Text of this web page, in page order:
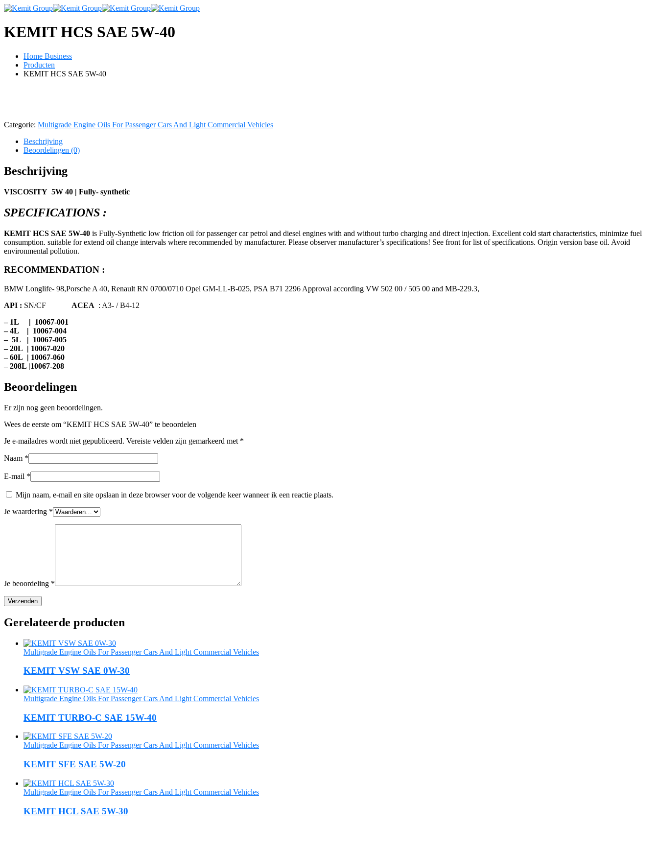
KEMIT HCS SAE 5W-40
Home Business
Producten
KEMIT HCS SAE 5W-40
Categorie: Multigrade Engine Oils For Passenger Cars And Light Commercial Vehicles
Beschrijving
Beoordelingen (0)
Beschrijving
VISCOSITY 5W 40 | Fully- synthetic
SPECIFICATIONS :
KEMIT HCS SAE 5W-40 is Fully-Synthetic low friction oil for passenger car petrol and diesel engines with and without turbo charging and direct injection. Excellent cold start characteristics, minimize fuel
consumption. suitable for extend oil change intervals where recommended by manufacturer. Please observer manufacturer’s specifications! See front for list of specifications. Origin version base oil. Avoid
environmental pollution.
RECOMMENDATION :
BMW Longlife- 98,Porsche A 40, Renault RN 0700/0710 Opel GM-LL-B-025, PSA B71 2296 Approval according VW 502 00 / 505 00 and MB-229.3,
API : SN/CF ACEA : A3- / B4-12
– 1L | 10067-001
– 4L | 10067-004
– 5L | 10067-005
– 20L | 10067-020
– 60L | 10067-060
– 208L |10067-208
Beoordelingen
Er zijn nog geen beoordelingen.
Wees de eerste om “KEMIT HCS SAE 5W-40” te beoordelen
Je e-mailadres wordt niet gepubliceerd. Vereiste velden zijn gemarkeerd met *
Naam *
E-mail *
Mijn naam, e-mail en site opslaan in deze browser voor de volgende keer wanneer ik een reactie plaats.
Je waardering *
Je beoordeling *
Gerelateerde producten
Multigrade Engine Oils For Passenger Cars And Light Commercial Vehicles
KEMIT VSW SAE 0W-30
Multigrade Engine Oils For Passenger Cars And Light Commercial Vehicles
KEMIT TURBO-C SAE 15W-40
Multigrade Engine Oils For Passenger Cars And Light Commercial Vehicles
KEMIT SFE SAE 5W-20
Multigrade Engine Oils For Passenger Cars And Light Commercial Vehicles
KEMIT HCL SAE 5W-30